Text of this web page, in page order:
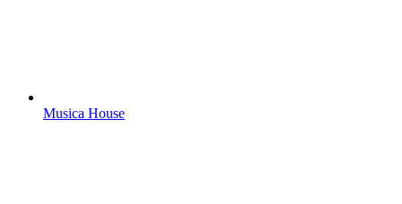
Musica House